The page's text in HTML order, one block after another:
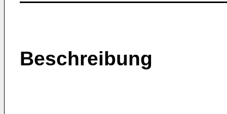
Beschreibung